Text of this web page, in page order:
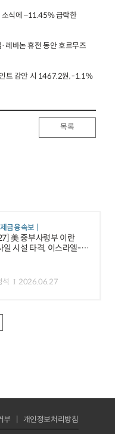
식에 –11.45% 급락한
레바논 휴전 동안 호르무즈
감안 시 1467.2원, -1.1%
목록
금융속보
美 중부사령부 이란
일 시설 타격, 이스라엘-
석 2026.06.27
부 개인정보처리방침